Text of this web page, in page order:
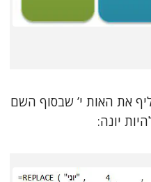
את האות י’ שבסוף השם
יונה: